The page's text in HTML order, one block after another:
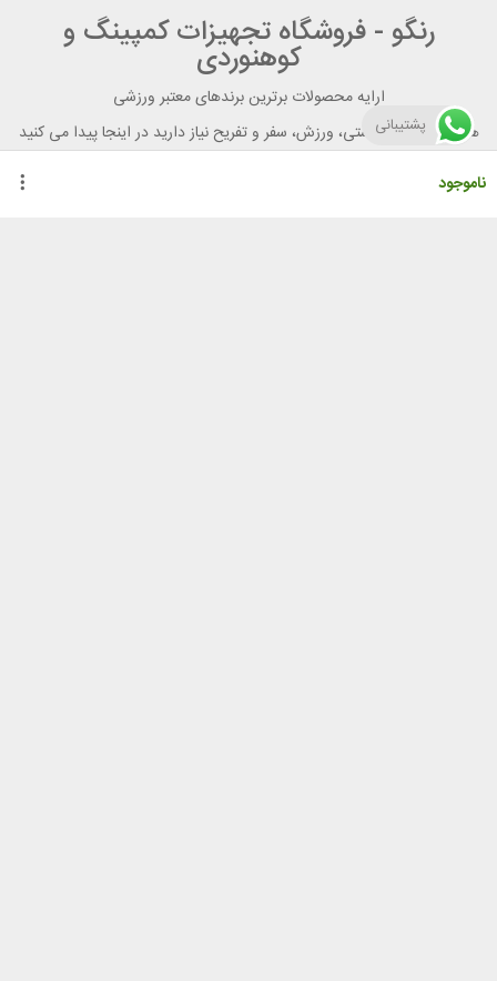
ناموجود
رنگو - فروشگاه تجهیزات کمپینگ و
کوهنوردی
ارایه محصولات برترین برندهای معتبر ورزشی
هر آنچه برای تندرستی، ورزش، سفر و تفریح نیاز دارید در اینجا پیدا می کنید
پشتیبانی